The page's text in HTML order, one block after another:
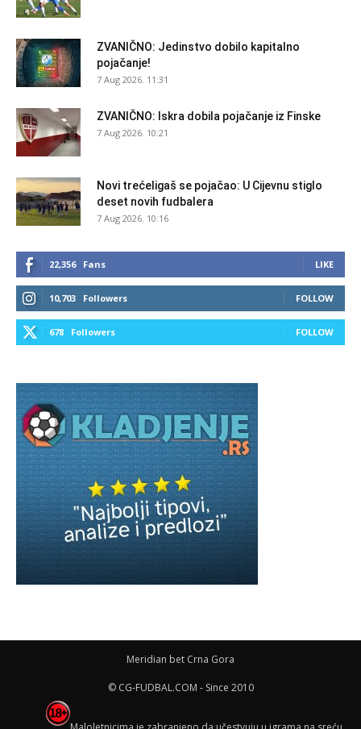
ZVANIČNO: Jedinstvo dobilo kapitalno
pojačanje!
7 Aug 2026. 11:31
ZVANIČNO: Iskra dobila pojačanje iz Finske
7 Aug 2026. 10:21
Novi trećeligaš se pojačao: U Cijevnu stiglo
deset novih fudbalera
7 Aug 2026. 10:16
22,356 Fans LIKE
10,703 Followers FOLLOW
678 Followers FOLLOW
Meridian bet Crna Gora
© CG-FUDBAL.COM - Since 2010